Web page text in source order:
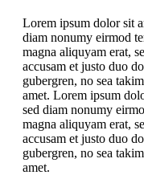
Lorem ipsum dolor sit
diam nonumy eirmod
magna aliquyam erat,
accusam et justo duo
gubergren, no sea
amet. Lorem ipsum
sed diam nonumy
magna aliquyam erat,
accusam et justo duo
gubergren, no sea
amet.